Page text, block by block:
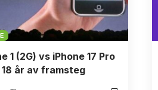
1 (2G) vs iPhone 17 Pro
år av framsteg